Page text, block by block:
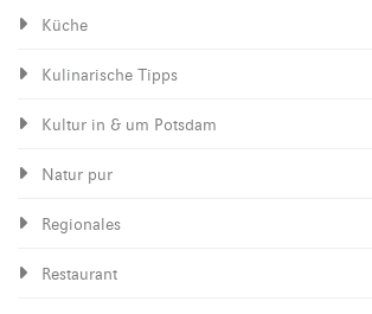
Küche
Kulinarische Tipps
Kultur in & um Potsdam
Natur pur
Regionales
Restaurant